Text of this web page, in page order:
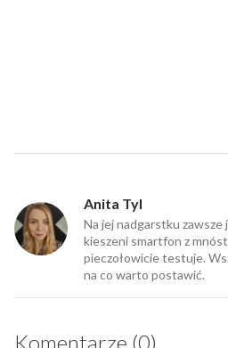
Anita Tyl
Na jej nadgarstku
kieszeni smartfon z
pieczołowicie testuje.
na co warto postawić.
Komentarze (0)